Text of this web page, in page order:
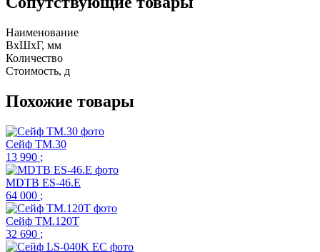
Наименование
ВхШхГ, мм
Количество
Стоимость, д
Похожие товары
Сейф TM.30
13 990 ;
МDТВ ES-46.E
64 000 ;
Сейф TM.120Т
32 690 ;